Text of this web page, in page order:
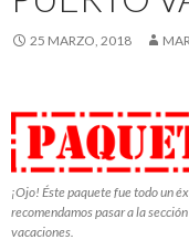
25 MARZO, 2018
¡Ojo! Éste paquete fue todo un
recomendamos pasar a la
vacaciones.